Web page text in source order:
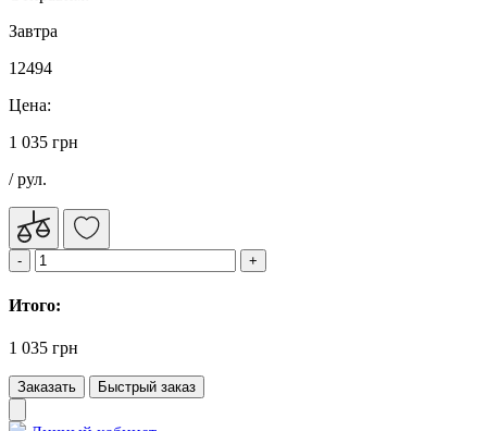
Завтра
12494
Цена:
1 035 грн
/ рул.
Итого:
1 035 грн
Заказать Быстрый заказ